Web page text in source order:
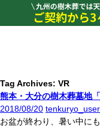
Tag Archives: VR
熊本・大分の樹木葬墓地
2018/08/20
お盆が終わり、暑い中に